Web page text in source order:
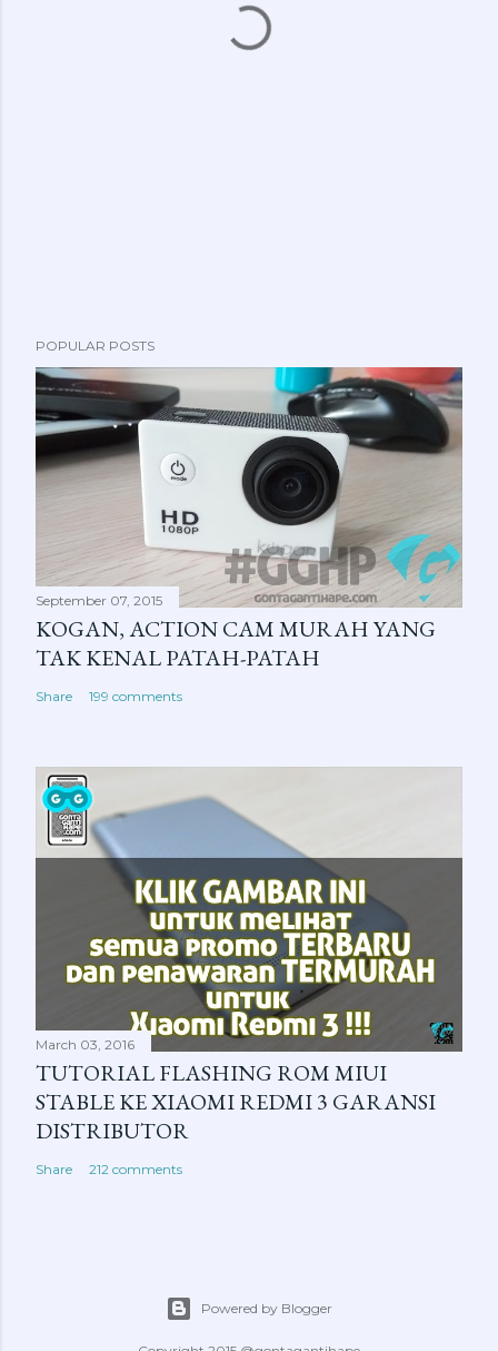
POPULAR POSTS
September 07, 2015
KOGAN, ACTION CAM MURAH YANG
TAK KENAL PATAH-PATAH
Share 199 comments
March 03, 2016
TUTORIAL FLASHING ROM MIUI
STABLE KE XIAOMI REDMI 3 GARANSI
DISTRIBUTOR
Share 212 comments
Powered by Blogger